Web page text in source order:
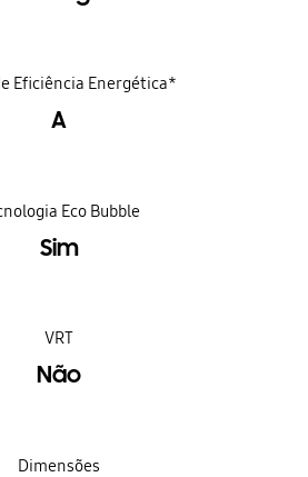
Eficiência Energética*
A
Eco Bubble
Sim
VRT
Não
Dimensões